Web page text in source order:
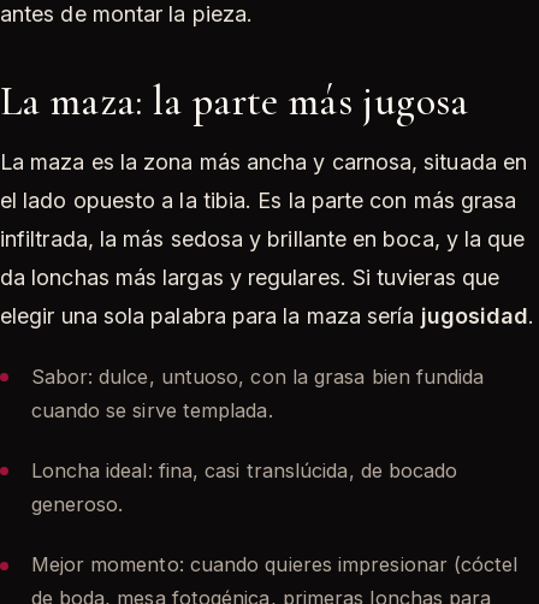
antes de montar la pieza.
La maza: la parte más jugosa
La maza es la zona más ancha y carnosa, situada en
el lado opuesto a la tibia. Es la parte con más grasa
infiltrada, la más sedosa y brillante en boca, y la que
da lonchas más largas y regulares. Si tuvieras que
elegir una sola palabra para la maza sería jugosidad.
Sabor: dulce, untuoso, con la grasa bien fundida
cuando se sirve templada.
Loncha ideal: fina, casi translúcida, de bocado
generoso.
Mejor momento: cuando quieres impresionar (cóctel
de boda, mesa fotogénica, primeras lonchas para